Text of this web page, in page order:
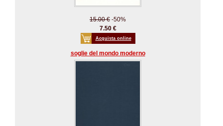
15.00 € -50%
7.50 €
Acquista online
soglie del mondo moderno